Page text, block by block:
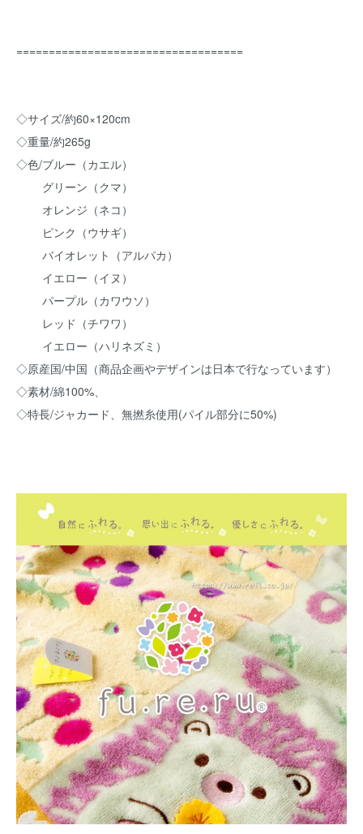
===================================
◇サイズ/約60×120cm
◇重量/約265g
◇色/ブルー（カエル）
グリーン（クマ）
オレンジ（ネコ）
ピンク（ウサギ）
バイオレット（アルパカ）
イエロー（イヌ）
パープル（カワウソ）
レッド（チワワ）
イエロー（ハリネズミ）
◇原産国/中国（商品企画やデザインは日本で行なっています）
◇素材/綿100%、
◇特長/ジャカード、無撚糸使用(パイル部分に50%)